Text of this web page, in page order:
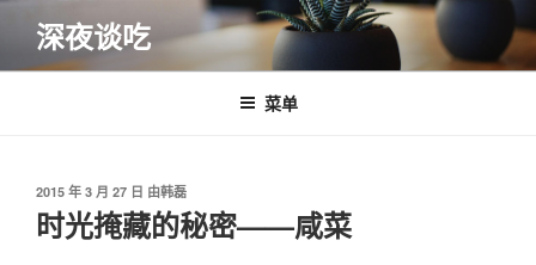
内
深夜谈吃
菜单
发
布
于
2015 年 3 月 27 日 由韩磊
时光掩藏的秘密——咸菜